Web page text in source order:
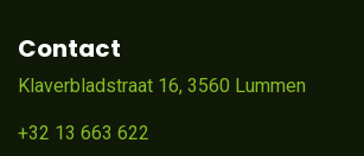
Contact
Klaverbladstraat 16, 3560 Lummen
+32 13 663 622